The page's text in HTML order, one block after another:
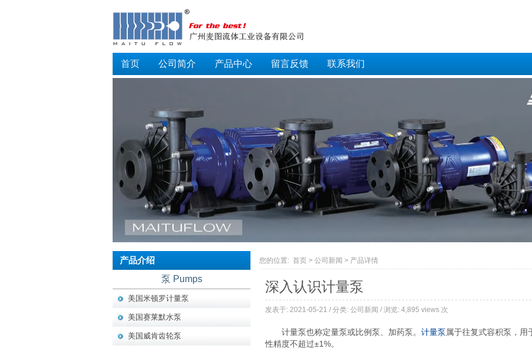
首页 公司简介 产品中心 留言反馈 联系我们
您的位置: 首页 > 公司新闻 > 产品详情
深入认识计量泵
发表于: 2021-05-21 / 分类: 公司新闻 / 浏览: 4,895 views 次
计量泵也称定量泵或比例泵、加药泵。 计量泵属于往复式容积泵，用
性精度不超过±1%。
产品介绍
泵 Pumps
美国米顿罗计量泵
美国赛莱默水泵
美国威肯齿轮泵